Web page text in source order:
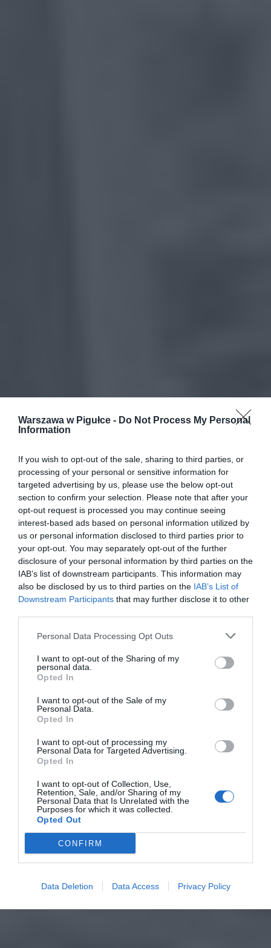
Warszawa w Pigułce - Do Not Process My Personal
Information
If you wish to opt-out of the sale, sharing to third parties, or
processing of your personal or sensitive information for
targeted advertising by us, please use the below opt-out
section to confirm your selection. Please note that after your
opt-out request is processed you may continue seeing
interest-based ads based on personal information utilized by
us or personal information disclosed to third parties prior to
your opt-out. You may separately opt-out of the further
disclosure of your personal information by third parties on the
IAB’s list of downstream participants. This information may
also be disclosed by us to third parties on the IAB’s List of
Downstream Participants that may further disclose it to other
Personal Data Processing Opt Outs
I want to opt-out of the Sharing of my
personal data.
Opted In
I want to opt-out of the Sale of my
Personal Data.
Opted In
I want to opt-out of processing my
Personal Data for Targeted Advertising.
Opted In
I want to opt-out of Collection, Use,
Retention, Sale, and/or Sharing of my
Personal Data that Is Unrelated with the
Purposes for which it was collected.
Opted Out
CONFIRM
Data Deletion Data Access Privacy Policy